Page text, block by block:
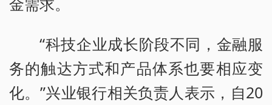
“科技企业成长阶段不同，金融服
务的触达方式和产品体系也要相应变
化。”兴业银行相关负责人表示，自20